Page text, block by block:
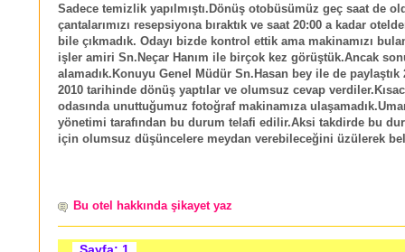
Sadece temizlik yapılmıştı.Dönüş otobüsümüz geç saat de
çantalarımızı resepsiyona bıraktık ve saat 20:00 a kadar
bile çıkmadık. Odayı bizde kontrol ettik ama makinamızı
işler amiri Sn.Neçar Hanım ile birçok kez görüştük.Ancak
alamadık.Konuyu Genel Müdür Sn.Hasan bey ile de paylaştık
2010 tarihinde dönüş yaptılar ve olumsuz cevap
odasında unuttuğumuz fotoğraf makinamıza
yönetimi tarafından bu durum telafi edilir.Aksi takdirde bu
için olumsuz düşüncelere meydan verebileceğini üzülerek
Bu otel hakkında şikayet yaz